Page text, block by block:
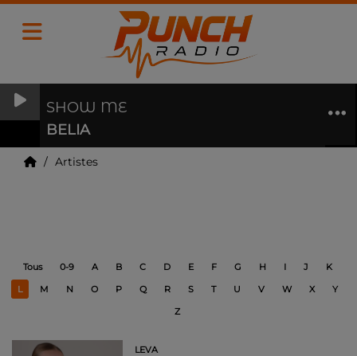
SHOW ME
BELIA
Artistes
Tous 0-9 A B C D E F G H I J
K
L
M N O P Q R S T U V W X
Y
Z
LEVA